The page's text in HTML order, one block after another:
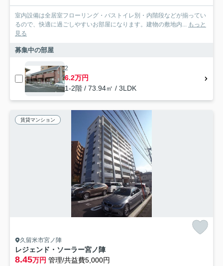
室内設備は全居室フローリング・バストイレ別・内階段などが揃ってい
るので、快適に過ごしやすいお部屋になります。建物の敷地内... もっと
見る
募集中の部屋
2
6.2万円
1-2階 / 73.94㎡ / 3LDK
賃貸マンション
久留米市宮ノ陣
レジェンド・ソーラー宮ノ陣
8.45万円 管理/共益費5,000円